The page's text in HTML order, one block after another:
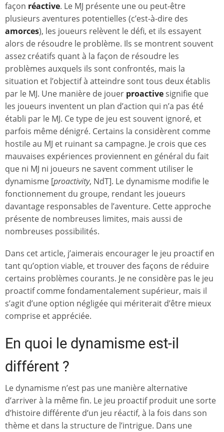
façon réactive. Le MJ présente une ou peut-être
plusieurs aventures potentielles (c’est-à-dire des
amorces), les joueurs relèvent le défi, et ils essayent
alors de résoudre le problème. Ils se montrent souvent
assez créatifs quant à la façon de résoudre les
problèmes auxquels ils sont confrontés, mais la
situation et l’objectif à atteindre sont tous deux établis
par le MJ. Une manière de jouer proactivesignifie que
les joueurs inventent un plan d’action qui n’a pas été
établi par le MJ. Ce type de jeu est souvent ignoré, et
parfois même dénigré. Certains la considèrent comme
hostile au MJ et ruinant sa campagne. Je crois que ces
mauvaises expériences proviennent en général du fait
que ni MJ ni joueurs ne savent comment utiliser le
dynamisme [proactivity, NdT]. Le dynamisme modifie le
fonctionnement du groupe, rendant les joueurs
davantage responsables de l’aventure. Cette approche
présente de nombreuses limites, mais aussi de
nombreuses possibilités.
Dans cet article, j’aimerais encourager le jeu proactif en
tant qu’option viable, et trouver des façons de réduire
certains problèmes courants. Je ne considère pas le jeu
proactif comme fondamentalement supérieur, mais il
s’agit d’une option négligée qui mériterait d’être mieux
comprise et appréciée.
En quoi le dynamisme est-il
différent ?
Le dynamisme n’est pas une manière alternative
d’arriver à la même fin. Le jeu proactif produit une sorte
d’histoire différente d’un jeu réactif, à la fois dans son
thème et dans la structure de l’intrigue. Dans une